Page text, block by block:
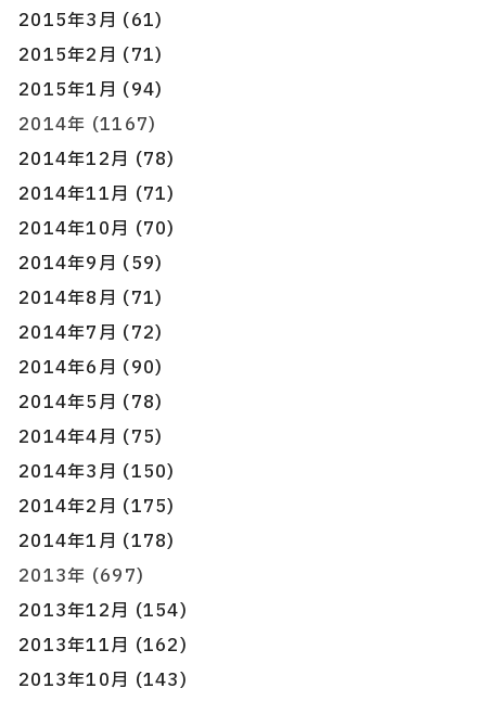
2015年3月 (61)
2015年2月 (71)
2015年1月 (94)
2014年 (1167)
2014年12月 (78)
2014年11月 (71)
2014年10月 (70)
2014年9月 (59)
2014年8月 (71)
2014年7月 (72)
2014年6月 (90)
2014年5月 (78)
2014年4月 (75)
2014年3月 (150)
2014年2月 (175)
2014年1月 (178)
2013年 (697)
2013年12月 (154)
2013年11月 (162)
2013年10月 (143)